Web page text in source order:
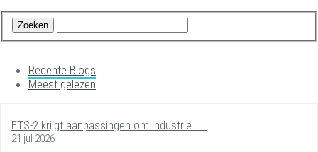
Recente Blogs
Meest gelezen
ETS-2 krijgt aanpassingen om industrie…...
21 jul 2026